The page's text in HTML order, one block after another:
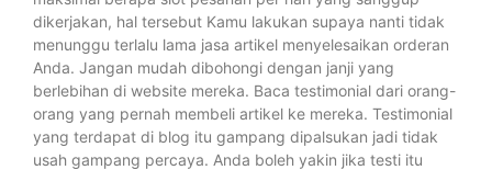
dikerjakan, hal tersebut Kamu lakukan supaya nanti tidak
menunggu terlalu lama jasa artikel menyelesaikan orderan
Anda. Jangan mudah dibohongi dengan janji yang
berlebihan di website mereka. Baca testimonial dari orang-
orang yang pernah membeli artikel ke mereka. Testimonial
yang terdapat di blog itu gampang dipalsukan jadi tidak
usah gampang percaya. Anda boleh yakin jika testi itu